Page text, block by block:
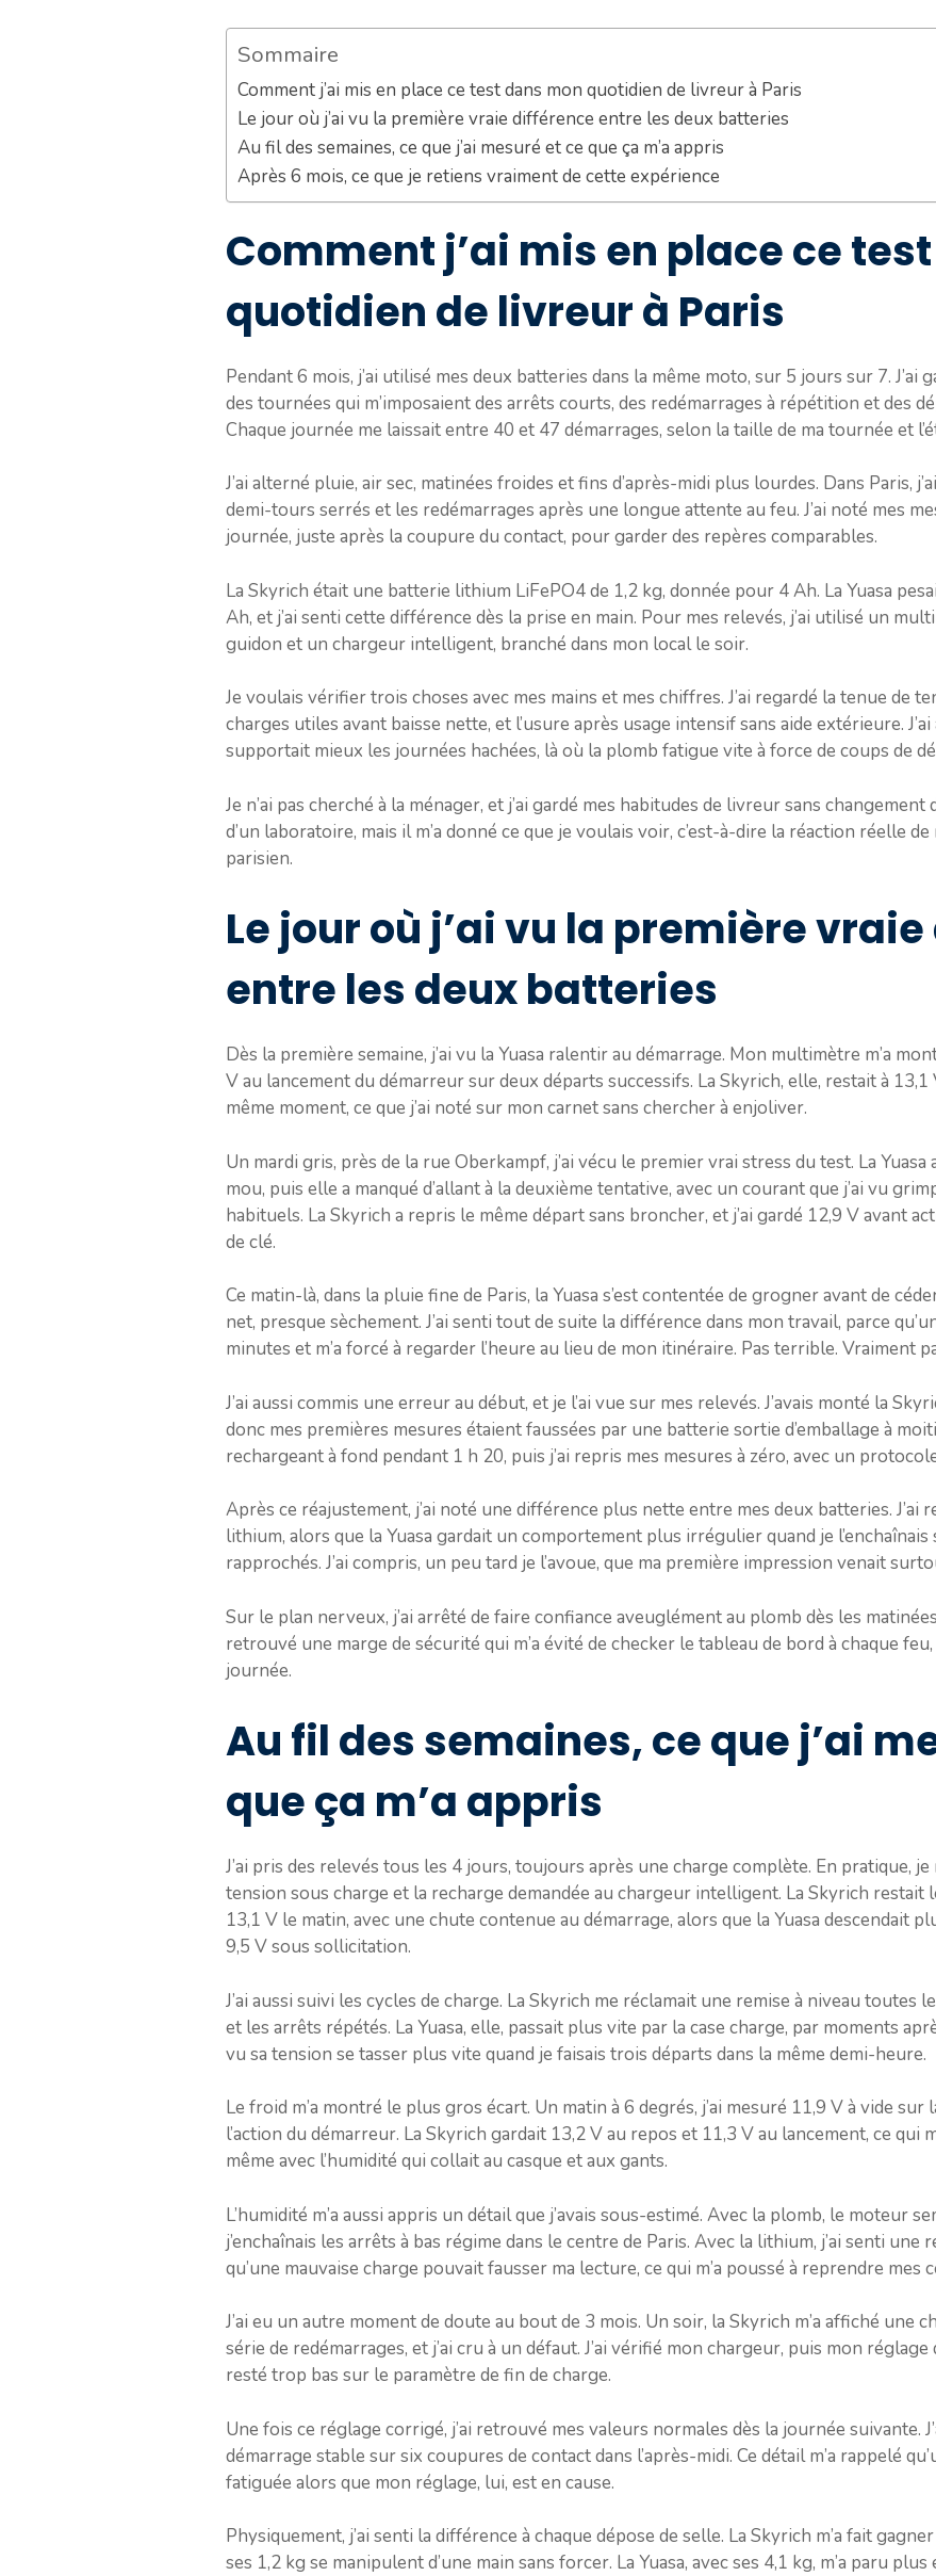
Sommaire
Comment j’ai mis en place ce test dans mon quotidien de livreur à Paris
Le jour où j’ai vu la première vraie différence entre les deux batteries
Au fil des semaines, ce que j’ai mesuré et ce que ça m’a appris
Après 6 mois, ce que je retiens vraiment de cette expérience
Comment j’ai mis en place ce
quotidien de livreur à Paris
Pendant 6 mois, j’ai utilisé mes deux batteries dans la même moto, sur 5 jours sur 7. J’ai
des tournées qui m’imposaient des arrêts courts, des redémarrages à répétition et des
Chaque journée me laissait entre 40 et 47 démarrages, selon la taille de ma tournée et
J’ai alterné pluie, air sec, matinées froides et fins d’après-midi plus lourdes. Dans Paris,
demi-tours serrés et les redémarrages après une longue attente au feu. J’ai noté mes
journée, juste après la coupure du contact, pour garder des repères comparables.
La Skyrich était une batterie lithium LiFePO4 de 1,2 kg, donnée pour 4 Ah. La Yuasa
Ah, et j’ai senti cette différence dès la prise en main. Pour mes relevés, j’ai utilisé un
guidon et un chargeur intelligent, branché dans mon local le soir.
Je voulais vérifier trois choses avec mes mains et mes chiffres. J’ai regardé la tenue de
charges utiles avant baisse nette, et l’usure après usage intensif sans aide extérieure.
supportait mieux les journées hachées, là où la plomb fatigue vite à force de coups de
Je n’ai pas cherché à la ménager, et j’ai gardé mes habitudes de livreur sans
d’un laboratoire, mais il m’a donné ce que je voulais voir, c’est-à-dire la réaction réelle
parisien.
Le jour où j’ai vu la première
entre les deux batteries
Dès la première semaine, j’ai vu la Yuasa ralentir au démarrage. Mon multimètre m’a
V au lancement du démarreur sur deux départs successifs. La Skyrich, elle, restait à
même moment, ce que j’ai noté sur mon carnet sans chercher à enjoliver.
Un mardi gris, près de la rue Oberkampf, j’ai vécu le premier vrai stress du test. La
mou, puis elle a manqué d’allant à la deuxième tentative, avec un courant que j’ai vu
habituels. La Skyrich a repris le même départ sans broncher, et j’ai gardé 12,9 V avant
de clé.
Ce matin-là, dans la pluie fine de Paris, la Yuasa s’est contentée de grogner avant de
net, presque sèchement. J’ai senti tout de suite la différence dans mon travail, parce
minutes et m’a forcé à regarder l’heure au lieu de mon itinéraire. Pas terrible. Vraiment
J’ai aussi commis une erreur au début, et je l’ai vue sur mes relevés. J’avais monté la
donc mes premières mesures étaient faussées par une batterie sortie d’emballage à
rechargeant à fond pendant 1 h 20, puis j’ai repris mes mesures à zéro, avec un
Après ce réajustement, j’ai noté une différence plus nette entre mes deux batteries.
lithium, alors que la Yuasa gardait un comportement plus irrégulier quand je
rapprochés. J’ai compris, un peu tard je l’avoue, que ma première impression venait
Sur le plan nerveux, j’ai arrêté de faire confiance aveuglément au plomb dès les
retrouvé une marge de sécurité qui m’a évité de checker le tableau de bord à chaque
journée.
Au fil des semaines, ce que j’ai
que ça m’a appris
J’ai pris des relevés tous les 4 jours, toujours après une charge complète. En pratique,
tension sous charge et la recharge demandée au chargeur intelligent. La Skyrich restait
13,1 V le matin, avec une chute contenue au démarrage, alors que la Yuasa descendait
9,5 V sous sollicitation.
J’ai aussi suivi les cycles de charge. La Skyrich me réclamait une remise à niveau toutes
et les arrêts répétés. La Yuasa, elle, passait plus vite par la case charge, par moments
vu sa tension se tasser plus vite quand je faisais trois départs dans la même demi-heure.
Le froid m’a montré le plus gros écart. Un matin à 6 degrés, j’ai mesuré 11,9 V à vide sur
l’action du démarreur. La Skyrich gardait 13,2 V au repos et 11,3 V au lancement, ce qui
même avec l’humidité qui collait au casque et aux gants.
L’humidité m’a aussi appris un détail que j’avais sous-estimé. Avec la plomb, le moteur
j’enchaînais les arrêts à bas régime dans le centre de Paris. Avec la lithium, j’ai senti une
qu’une mauvaise charge pouvait fausser ma lecture, ce qui m’a poussé à reprendre mes
J’ai eu un autre moment de doute au bout de 3 mois. Un soir, la Skyrich m’a affiché une
série de redémarrages, et j’ai cru à un défaut. J’ai vérifié mon chargeur, puis mon réglage
resté trop bas sur le paramètre de fin de charge.
Une fois ce réglage corrigé, j’ai retrouvé mes valeurs normales dès la journée suivante.
démarrage stable sur six coupures de contact dans l’après-midi. Ce détail m’a rappelé
fatiguée alors que mon réglage, lui, est en cause.
Physiquement, j’ai senti la différence à chaque dépose de selle. La Skyrich m’a fait
ses 1,2 kg se manipulent d’une main sans forcer. La Yuasa, avec ses 4,1 kg, m’a paru